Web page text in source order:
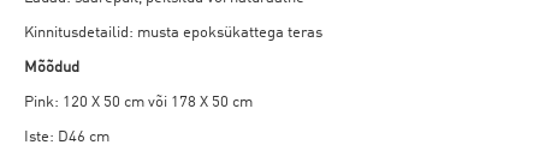
Kinnitusdetailid: musta epoksükattega teras
Mõõdud
Pink: 120 X 50 cm või 178 X 50 cm
Iste: D46 cm